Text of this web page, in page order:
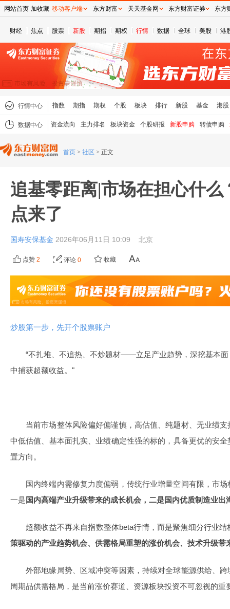
财经 焦点 股票 新股 期指 期权 行情 数据 全球 美股 港
行情中心 指数 期指 期权 个股 板块 排行 新股 基金 港股
数据中心 资金流向 主力排名 板块资金 个股研报 新股申购 转债申购
首页 > 社区 > 正文
追基零距离|市场在担心什么
点来了
国寿安保基金 2026年06月11日 10:09 北京
点赞 2 评论 0 收藏
炒股第一步，先开个股票账户
“不扎堆、不追热、不炒题材——立足产业趋势，深挖基本
中捕获超额收益。"
当前市场整体风险偏好偏谨慎，高估值、纯题材、无业绩
中低估值、基本面扎实、业绩确定性强的标的，具备更优的安
置方向。
国内终端内需修复力度偏弱，传统行业增量空间有限，市
一是国内高端产业升级带来的成长机会，二是国内优质制造业出
超额收益不再来自指数整体beta行情，而是聚焦细分行业
策驱动的产业趋势机会、供需格局重塑的涨价机会、技术升级带
外部地缘局势、区域冲突等因素，持续对全球能源供给、
周期品供需格局，是当前涨价赛道、资源板块投资不可忽视的重
网站首页 加收藏 移动客户端 东方财富 天天基金网 东方财富证券 东方